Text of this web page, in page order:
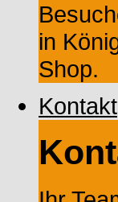
in
Shop.
Kontakt